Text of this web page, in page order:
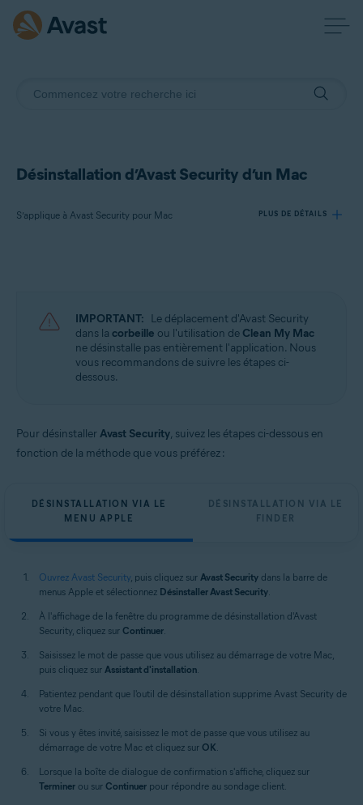
Désinstallation d’Avast Security d’un Mac
S’applique à Avast Security pour Mac PLUS DE DÉTAILS
Systèmes d'exploitation:
Apple macOS 13.x (Ventura)
Apple macOS 12.x (Monterey)
Apple macOS 11.x (Big Sur)
Apple macOS 10.13.x (High Sierra)
Apple Mac OS X 10.11.x (El Capitan)
IMPORTANT: Le déplacement d'Avast Security
dans la corbeille ou l'utilisation de Clean My Mac
ne désinstalle pas entièrement l'application. Nous
vous recommandons de suivre les étapes ci-
dessous.
Pour désinstallerAvast Security, suivez les étapes ci-dessous en
fonction de la méthode que vous préférez :
DÉSINSTALLATION VIA LE
MENU APPLE
DÉSINSTALLATION VIA LE
FINDER
Ouvrez Avast Security, puis cliquez sur Avast Security dans la barre de
menus Apple et sélectionnez Désinstaller Avast Security.
À l'affichage de la fenêtre du programme de désinstallation d'Avast
Security, cliquez sur Continuer.
Saisissez le mot de passe que vous utilisez au démarrage de votre Mac,
puis cliquez sur Assistant d'installation.
Patientez pendant que l'outil de désinstallation supprime Avast Security de
votre Mac.
Si vous y êtes invité, saisissez le mot de passe que vous utilisez au
démarrage de votre Mac et cliquez sur OK.
Lorsque la boîte de dialogue de confirmation s'affiche, cliquez sur
Terminer ou sur Continuer pour répondre au sondage client.